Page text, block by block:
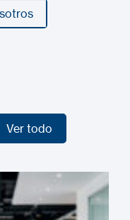
control de acceso
Ver todo